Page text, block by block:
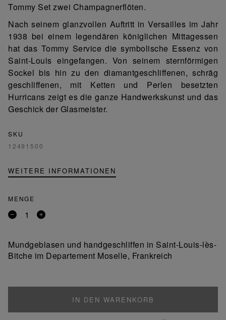
Tommy Set zwei Champagnerflöten.
Nach seinem glanzvollen Auftritt in Versailles im Jahr
1938 bei einem legendären königlichen Mittagessen
hat das Tommy Service die symbolische Essenz von
Saint-Louis eingefangen. Von seinem sternförmigen
Sockel bis hin zu den diamantgeschliffenen, schräg
geschliffenen, mit Ketten und Perlen besetzten
Hurricans zeigt es die ganze Handwerkskunst und das
Geschick der Glasmeister.
SKU
12491500
WEITERE INFORMATIONEN
MENGE
Entfernen
Produkt
Ein
Mundgeblasen und handgeschliffen in Saint-Louis-lès-
Bitche im Departement Moselle, Frankreich
IN DEN WARENKORB